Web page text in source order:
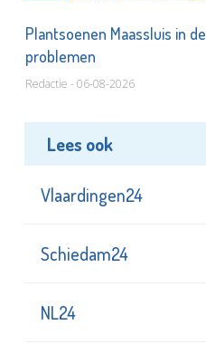
Plantsoenen Maassluis in de
problemen
Redactie - 06-08-2026
Lees ook
Vlaardingen24
Schiedam24
NL24